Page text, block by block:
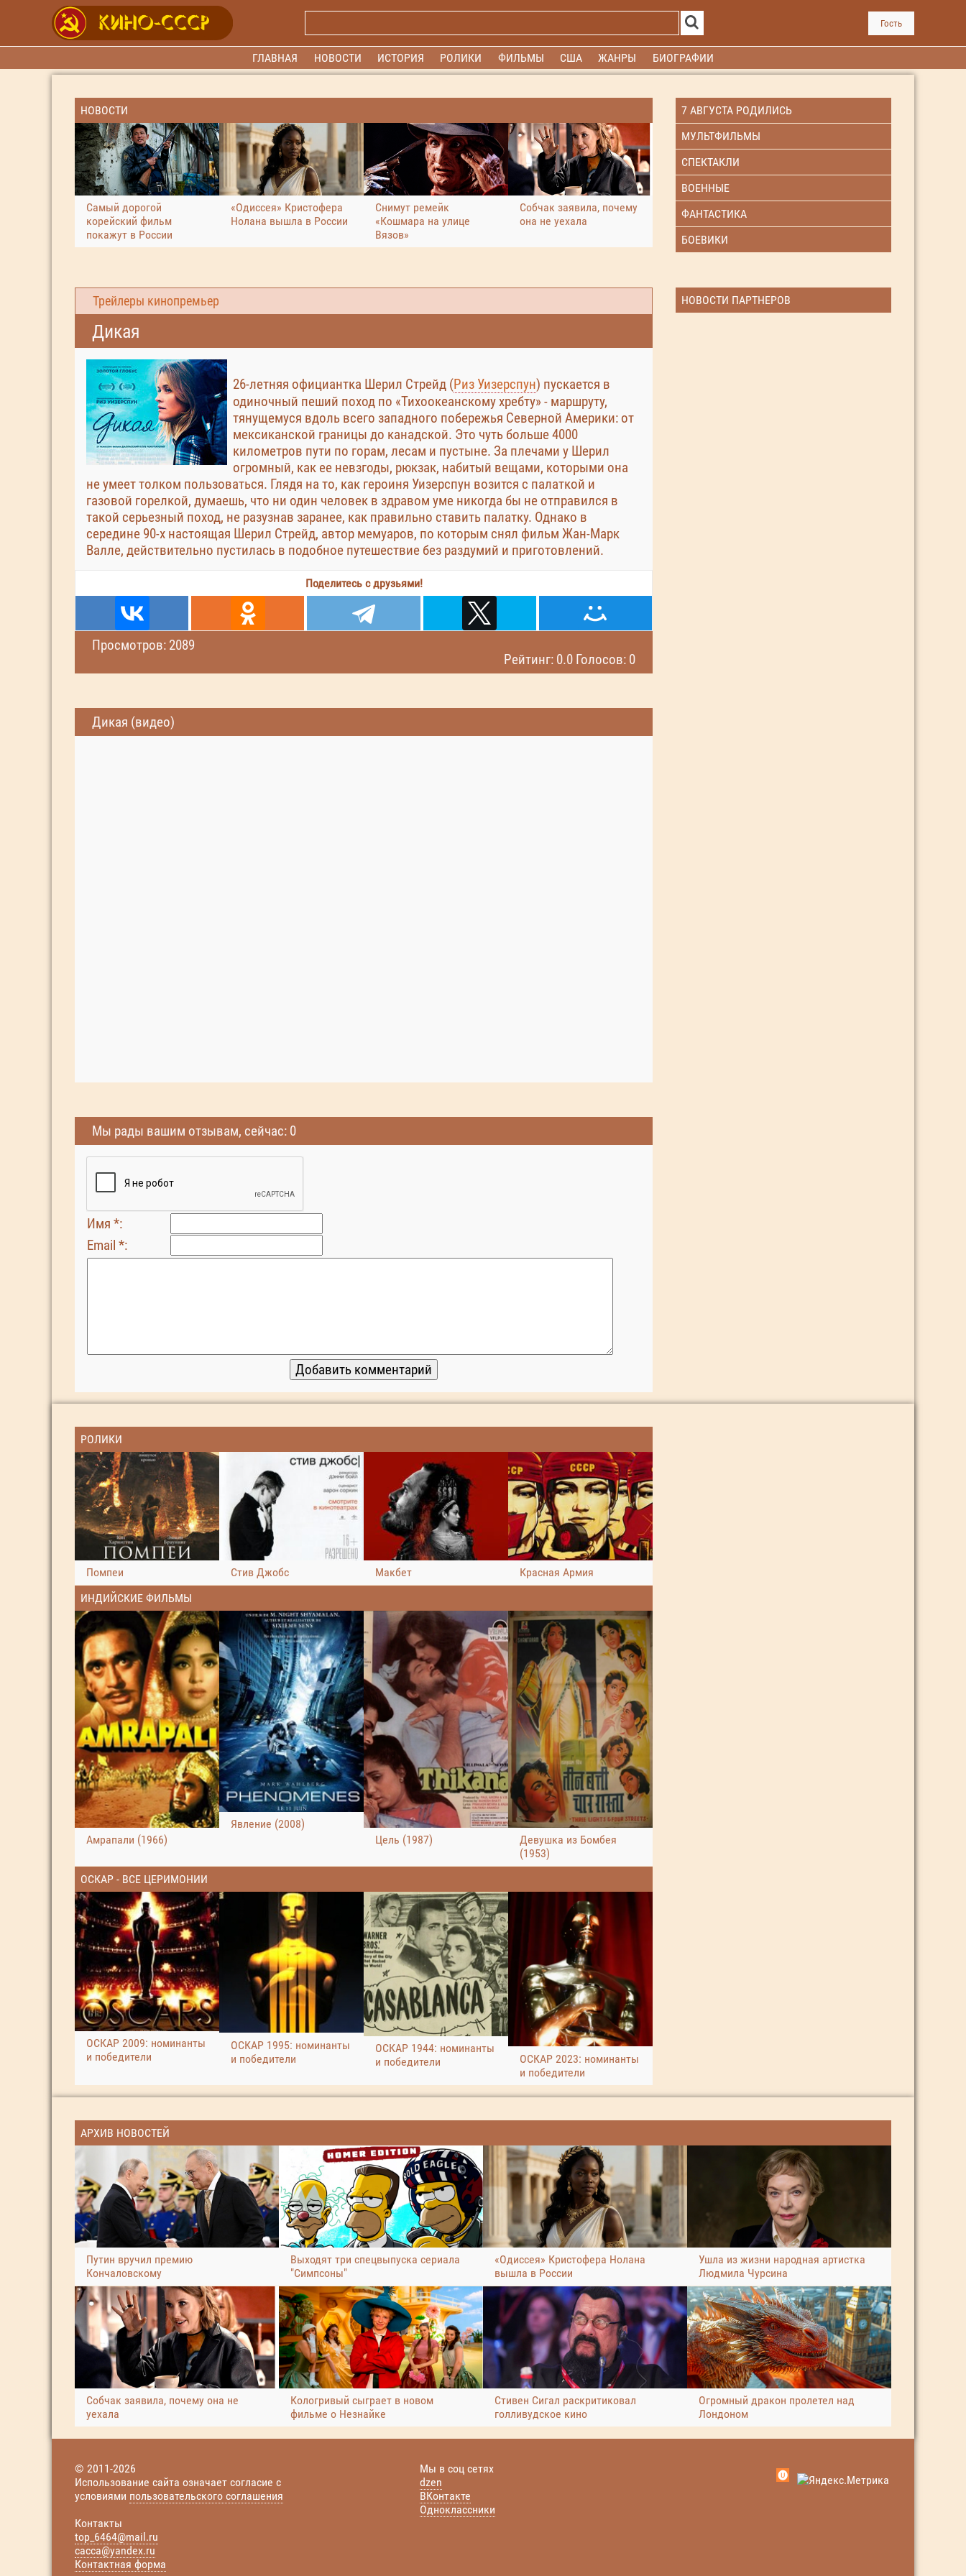
Гость
ГЛАВНАЯ НОВОСТИ ИСТОРИЯ РОЛИКИ ФИЛЬМЫ США ЖАНРЫ БИОГРАФИИ
НОВОСТИ
Самый дорогой
корейский фильм
покажут в России
«Одиссея» Кристофера
Нолана вышла в России
Снимут ремейк
«Кошмара на улице
Вязов»
Собчак заявила, почему
она не уехала
7 АВГУСТА РОДИЛИСЬ
МУЛЬТФИЛЬМЫ
СПЕКТАКЛИ
ВОЕННЫЕ
ФАНТАСТИКА
БОЕВИКИ
Трейлеры кинопремьер
Дикая
26-летняя официантка Шерил Стрейд (Риз Уизерспун) пускается в
одиночный пеший поход по «Тихоокеанскому хребту» - маршруту,
тянущемуся вдоль всего западного побережья Северной Америки: от
мексиканской границы до канадской. Это чуть больше 4000
километров пути по горам, лесам и пустыне. За плечами у Шерил
огромный, как ее невзгоды, рюкзак, набитый вещами, которыми она
не умеет толком пользоваться. Глядя на то, как героиня Уизерспун возится с палаткой и
газовой горелкой, думаешь, что ни один человек в здравом уме никогда бы не отправился в
такой серьезный поход, не разузнав заранее, как правильно ставить палатку. Однако в
середине 90-х настоящая Шерил Стрейд, автор мемуаров, по которым снял фильм Жан-Марк
Валле, действительно пустилась в подобное путешествие без раздумий и приготовлений.
Поделитесь с друзьями!
Просмотров: 2089
Рейтинг: 0.0 Голосов: 0
НОВОСТИ ПАРТНЕРОВ
Дикая (видео)
Мы рады вашим отзывам, сейчас: 0
Имя *:
Email *:
РОЛИКИ
Помпеи Стив Джобс Макбет
Красная Армия
ИНДИЙСКИЕ ФИЛЬМЫ
Амрапали (1966)
Явление (2008)
Цель (1987)
Девушка из Бомбея
(1953)
ОСКАР - ВСЕ ЦЕРИМОНИИ
ОСКАР 2009: номинанты
и победители
ОСКАР 1995: номинанты
и победители
ОСКАР 1944: номинанты
и победители
ОСКАР 2023: номинанты
и победители
АРХИВ НОВОСТЕЙ
Путин вручил премию
Кончаловскому
Выходят три спецвыпуска сериала
"Симпсоны"
«Одиссея» Кристофера Нолана
вышла в России
Ушла из жизни народная артистка
Людмила Чурсина
Собчак заявила, почему она не
уехала
Кологривый сыграет в новом
фильме о Незнайке
Стивен Сигал раскритиковал
голливудское кино
Огромный дракон пролетел над
Лондоном
© 2011-2026
Использование сайта означает согласие с
условиями пользовательского соглашения
Контакты
top_6464@mail.ru
cacca@yandex.ru
Контактная форма
Мы в соц сетях
dzen
ВКонтакте
Одноклассники